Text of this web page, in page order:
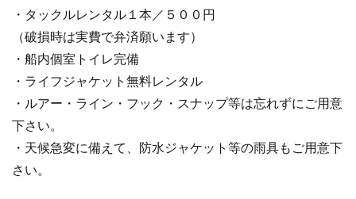
・タックルレンタル１本／５００円
（破損時は実費で弁済願います）
・船内個室トイレ完備
・ライフジャケット無料レンタル
・ルアー・ライン・フック・スナップ等は忘れずにご用意
下さい。
・天候急変に備えて、防水ジャケット等の雨具もご用意下
さい。